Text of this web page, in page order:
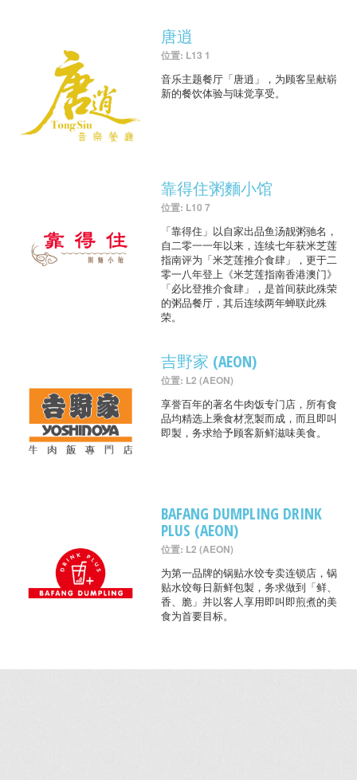
唐逍
位置: L13 1
音乐主题餐厅「唐逍」，为顾客呈献崭
新的餐饮体验与味觉享受。
靠得住粥麵小馆
位置: L10 7
「靠得住」以自家出品鱼汤靓粥驰名，
自二零一一年以来，连续七年获米芝莲
指南评为「米芝莲推介食肆」，更于二
零一八年登上《米芝莲指南香港澳门》
「必比登推介食肆」，是首间获此殊荣
的粥品餐厅，其后连续两年蝉联此殊
荣。
吉野家 (AEON)
位置: L2 (AEON)
享誉百年的著名牛肉饭专门店，所有食
品均精选上乘食材烹製而成，而且即叫
即製，务求给予顾客新鲜滋味美食。
BAFANG DUMPLING DRINK
PLUS (AEON)
位置: L2 (AEON)
为第一品牌的锅贴水饺专卖连锁店，锅
贴水饺每日新鲜包製，务求做到「鲜、
香、脆」并以客人享用即叫即煎煮的美
食为首要目标。